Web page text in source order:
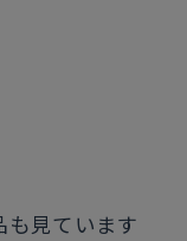
見ています